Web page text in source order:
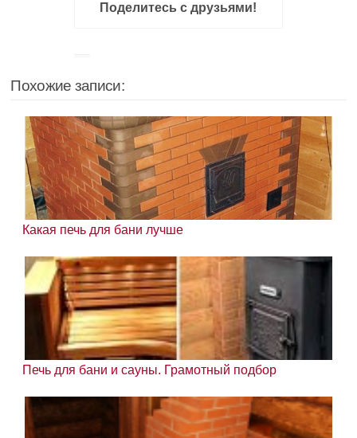
Поделитесь с друзьями!
Похожие записи:
Какая печь для бани лучше
Печь для бани и сауны. Грамотный подбор